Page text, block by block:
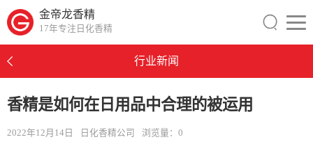
金帝龙香精
17年专注日化香精
行业新闻
香精是如何在日用品中合理的被运用
2022年12月14日 日化香精公司 浏览量： 0